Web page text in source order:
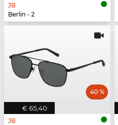
JB
Berlin - 2
€ 65,40
40 %
JB